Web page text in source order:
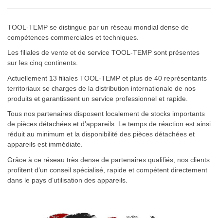
TOOL-TEMP se distingue par un réseau mondial dense de
compétences commerciales et techniques.
Les filiales de vente et de service TOOL-TEMP sont présentes
sur les cinq continents.
Actuellement 13 filiales TOOL-TEMP et plus de 40 représentants
territoriaux se charges de la distribution internationale de nos
produits et garantissent un service professionnel et rapide.
Tous nos partenaires disposent localement de stocks importants
de pièces détachées et d’appareils. Le temps de réaction est ainsi
réduit au minimum et la disponibilité des pièces détachées et
appareils est immédiate.
Grâce à ce réseau très dense de partenaires qualifiés, nos clients
profitent d’un conseil spécialisé, rapide et compétent directement
dans le pays d’utilisation des appareils.